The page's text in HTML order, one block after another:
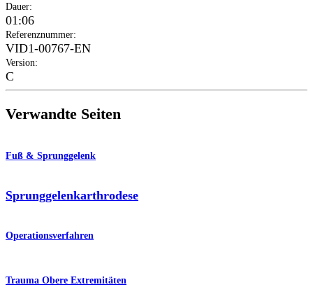
Dauer:
01:06
Referenznummer:
VID1-00767-EN
Version:
C
Verwandte Seiten
Fuß & Sprunggelenk
Sprunggelenkarthrodese
Operationsverfahren
Trauma Obere Extremitäten